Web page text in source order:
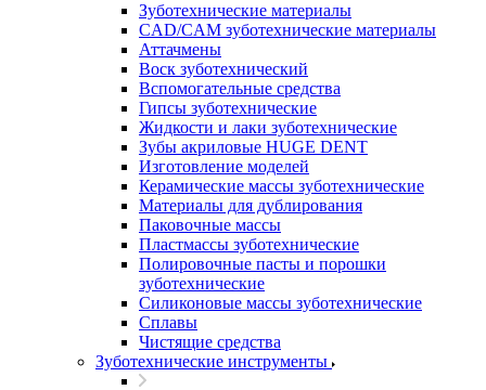
Зуботехнические материалы
CAD/CAM зуботехнические материалы
Аттачмены
Воск зуботехнический
Вспомогательные средства
Гипсы зуботехнические
Жидкости и лаки зуботехнические
Зубы акриловые HUGE DENT
Изготовление моделей
Керамические массы зуботехнические
Материалы для дублирования
Паковочные массы
Пластмассы зуботехнические
Полировочные пасты и порошки
зуботехнические
Силиконовые массы зуботехнические
Сплавы
Чистящие средства
Зуботехнические инструменты